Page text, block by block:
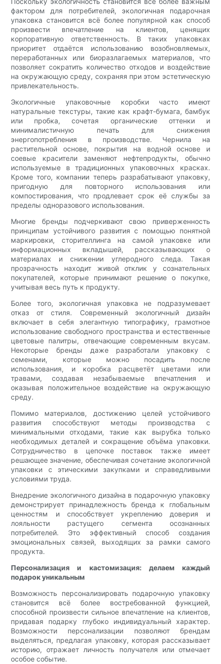
фактором для потребителей, экологичная подарочная
упаковка становится всё более популярной как способ
произвести впечатление на клиентов, ценящих
корпоративную ответственность. В таких упаковках
приоритет отдаётся использованию возобновляемых,
переработанных или биоразлагаемых материалов, что
позволяет сократить количество отходов и воздействие
на окружающую среду, сохраняя при этом эстетическую
привлекательность.
Экологичные упаковочные коробки часто имеют
натуральные текстуры, такие как крафт-бумага, бамбук
или пробка, сочетая органические оттенки и
минималистичную печать для снижения
энергопотребления в производстве. Чернила на
растительной основе, покрытия на водной основе и
соевые красители заменяют нефтепродукты, обычно
используемые в традиционных упаковочных красках.
Кроме того, компании теперь разрабатывают упаковку,
пригодную для повторного использования или
компостирования, что продлевает срок её службы за
пределы одноразового использования.
Многие бренды подчеркивают свою приверженность
принципам устойчивого развития с помощью понятной
маркировки, сторителлинга на самой упаковке или
информационных вкладышей, рассказывающих о
материалах и снижении углеродного следа. Такая
прозрачность находит живой отклик у сознательных
покупателей, которые принимают решение о покупке,
учитывая весь путь к продукту.
Более того, экологичная упаковка не подразумевает
отказ от стиля. Современный экологичный дизайн
включает в себя элегантную типографику, грамотное
использование свободного пространства и естественные
цветовые палитры, отвечающие современным вкусам.
Некоторые бренды даже разработали упаковку с
семенами, которые можно посадить после
использования, и коробка расцветёт цветами или
травами, создавая незабываемые впечатления и
оказывая положительное воздействие на окружающую
среду.
Помимо материалов, достижению целей устойчивого
развития способствуют методы производства с
минимальными отходами, такие как вырубка только
необходимых деталей и сокращение объёма упаковки.
Сотрудничество в цепочке поставок также имеет
решающее значение, обеспечивая сочетание экологичной
упаковки с этическими закупками и справедливыми
условиями труда.
Внедрение экологичного дизайна в подарочную упаковку
демонстрирует принадлежность бренда к глобальным
ценностям и способствует укреплению доверия и
лояльности растущего сегмента осознанных
потребителей. Это эффективный способ создания
эмоциональных связей, выходящих за рамки самого
продукта.
Персонализация и кастомизация: делаем каждый
подарок уникальным
Возможность персонализировать подарочную упаковку
становится всё более востребованной функцией,
способной произвести сильное впечатление на клиентов,
придавая подарку глубоко индивидуальный характер.
Возможности персонализации позволяют брендам
выделяться, предлагая упаковку, которая рассказывает
историю, отражает личность получателя или отмечает
особое событие.